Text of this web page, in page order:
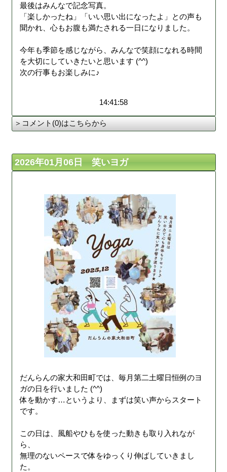
最後はみんなで記念写真。
「楽しかったね」「いい思い出になったよ」との声も
聞かれ、心もお腹も満たされる一日になりました。
今年も季節を感じながら、みんなで笑顔になれる時間
を大切にしていきたいと思います (^^)
次の行事もお楽しみに♪
14:41:58
＞コメント(0)はこちらから
2026年01月06日 笑いヨガ
だんらんの家大和田町では、毎月第二土曜日恒例のヨ
ガの日を行いました (^^)
体を動かす…というより、まずは笑い声からスタート
です。
この日は、風船やひもを使った動きも取り入れなが
ら、
無理のないペースで体をゆっくり伸ばしていきまし
た。